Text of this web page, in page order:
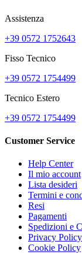
Assistenza
+39 0572 1752643
Fisso Tecnico
+39 0572 1754499
Tecnico Estero
+39 0572 1754499
Customer Service
Help Center
Il mio account
Lista desideri
Termini e
Resi
Pagamenti
Spedizioni e
Privacy Policy
Cookie Policy